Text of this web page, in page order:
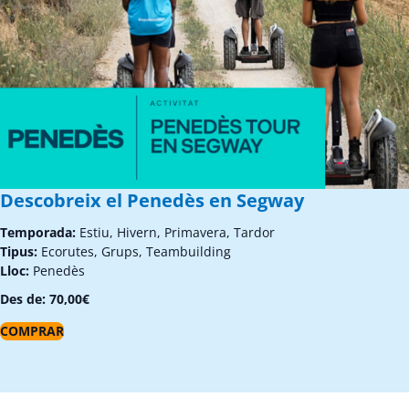
Descobreix el Penedès en Segway
Temporada: Estiu, Hivern, Primavera, Tardor
Tipus: Ecorutes, Grups, Teambuilding
Lloc: Penedès
Des de: 70,00€
COMPRAR